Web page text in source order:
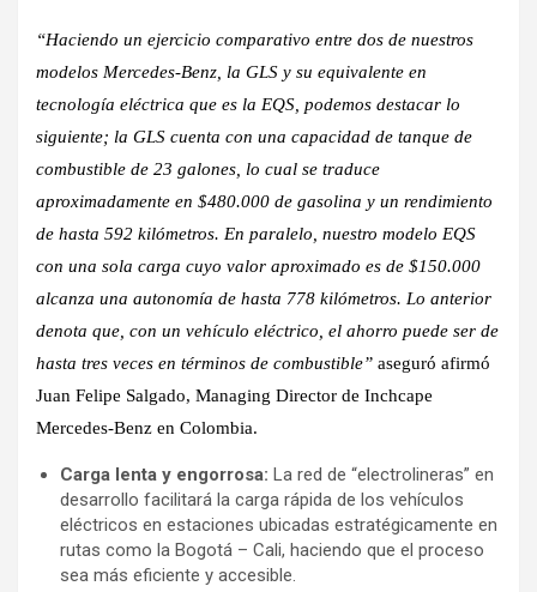
“Haciendo un ejercicio comparativo entre dos de nuestros
modelos Mercedes-Benz, la GLS y su equivalente en
tecnología eléctrica que es la EQS, podemos destacar lo
siguiente; la GLS cuenta con una capacidad de tanque de
combustible de 23 galones, lo cual se traduce
aproximadamente en $480.000 de gasolina y un rendimiento
de hasta 592 kilómetros. En paralelo, nuestro modelo EQS
con una sola carga cuyo valor aproximado es de $150.000
alcanza una autonomía de hasta 778 kilómetros. Lo anterior
denota que, con un vehículo eléctrico, el ahorro puede ser de
hasta tres veces en términos de combustible” aseguró afirmó
Juan Felipe Salgado, Managing Director de Inchcape
Mercedes-Benz en Colombia.
Carga lenta y engorrosa: La red de “electrolineras” en
desarrollo facilitará la carga rápida de los vehículos
eléctricos en estaciones ubicadas estratégicamente en
rutas como la Bogotá – Cali, haciendo que el proceso
sea más eficiente y accesible.